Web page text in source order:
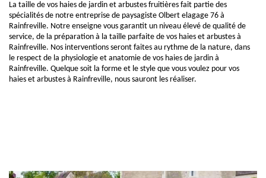
La taille de vos haies de jardin et arbustes fruitières fait partie des
spécialités de notre entreprise de paysagiste Olbert elagage 76 à
Rainfreville. Notre enseigne vous garantit un niveau élevé de qualité de
service, de la préparation à la taille parfaite de vos haies et arbustes à
Rainfreville. Nos interventions seront faites au rythme de la nature, dans
le respect de la physiologie et anatomie de vos haies de jardin à
Rainfreville. Quelque soit la forme et le style que vous voulez pour vos
haies et arbustes à Rainfreville, nous sauront les réaliser.